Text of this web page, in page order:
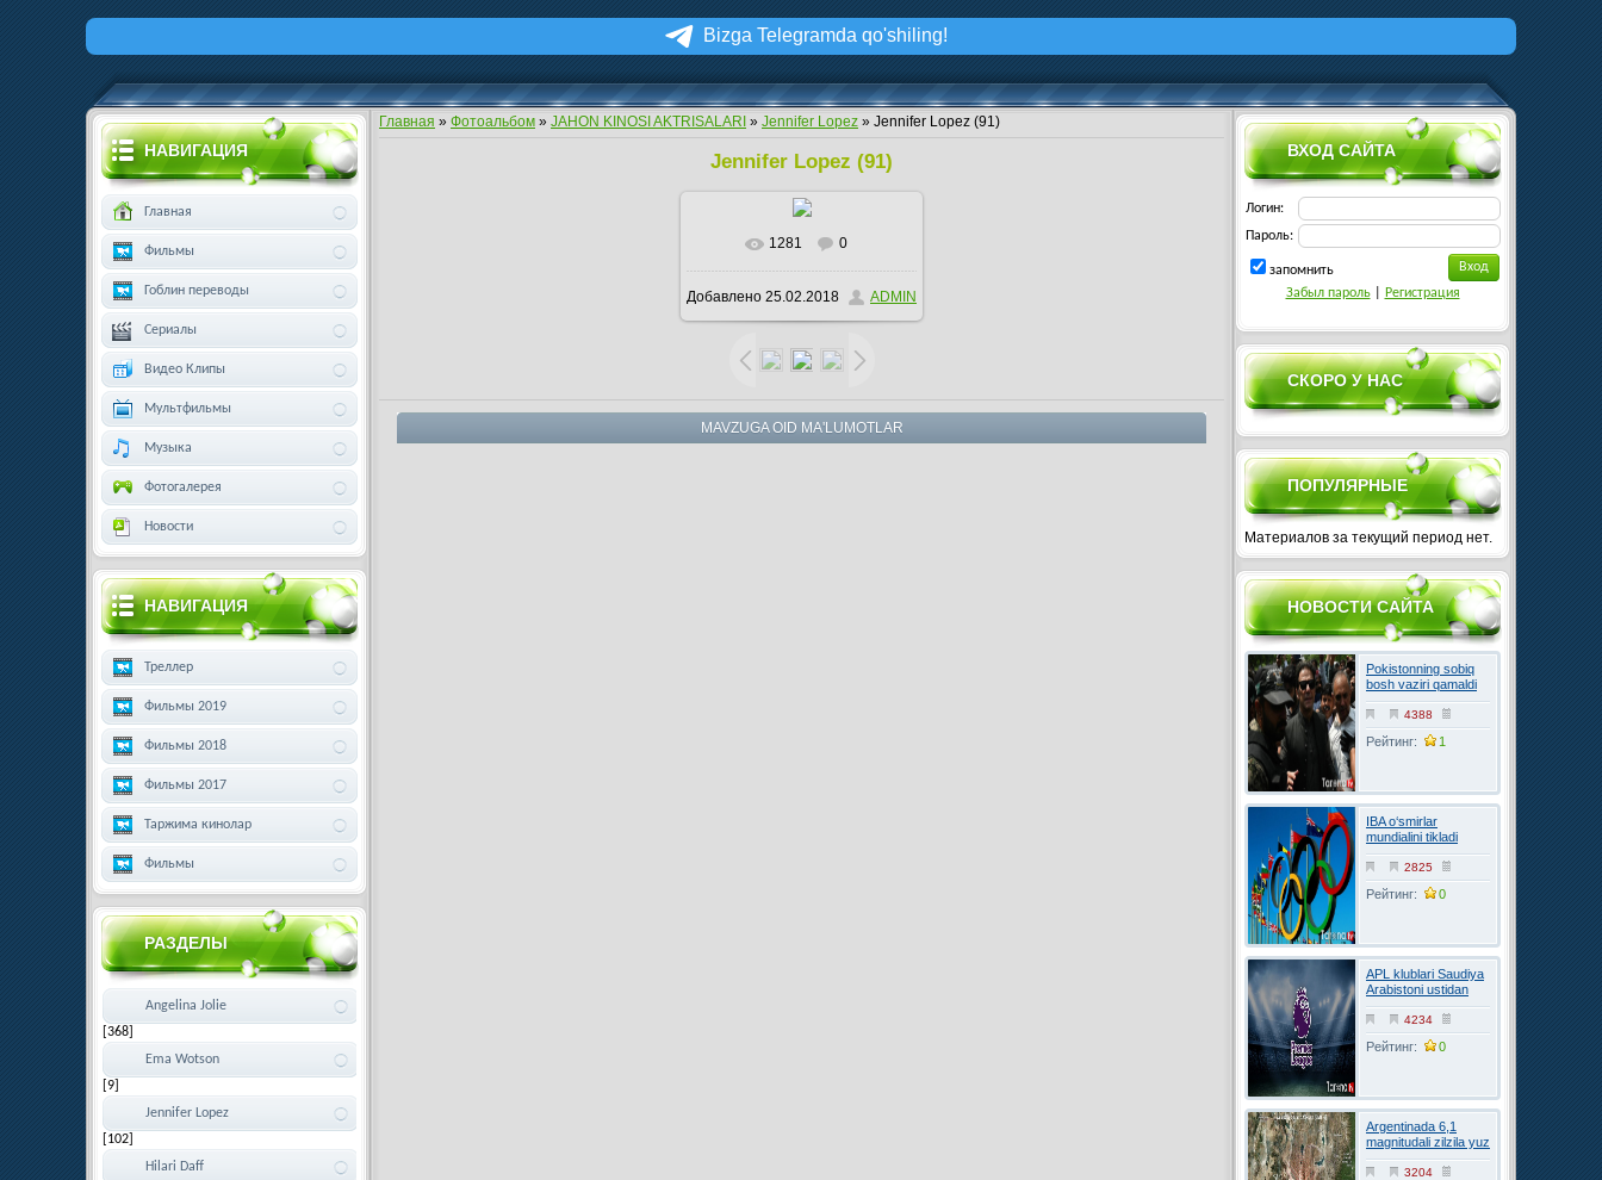
Bizga Telegramda qo'shiling!
Главная » Фотоальбом » JAHON KINOSI AKTRISALARI » Jennifer Lopez » Jennifer Lopez (91)
Jennifer Lopez (91)
1281 0
Добавлено 25.02.2018 ADMIN
MAVZUGA OID MA'LUMOTLAR
ВХОД САЙТА
Логин:
Пароль:
запомнить
Забыл пароль| Регистрация
СКОРО У НАС
ПОПУЛЯРНЫЕ
Материалов за текущий период нет.
НОВОСТИ САЙТА
Pokistonning sobiq
bosh vaziri qamaldi
4388
Рейтинг: 1
IBA o‘smirlar
mundialini tikladi
2825
Рейтинг: 0
APL klublari Saudiya
Arabistoni ustidan
FIFAga shikoyat
qilmoqchi4234
Рейтинг: 0
Argentinada 6,1
magnitudali zilzila yuz
berdi
3204
НАВИГАЦИЯ
Главная
Фильмы
Гоблин переводы
Сериалы
Видео Клипы
Мультфильмы
Музыка
Фотогалерея
Новости
НАВИГАЦИЯ
Треллер
Фильмы 2019
Фильмы 2018
Фильмы 2017
Таржима кинолар
Фильмы
РАЗДЕЛЫ
Angelina Jolie
[368]
Ema Wotson
[9]
Jennifer Lopez
[102]
Hilari Daff